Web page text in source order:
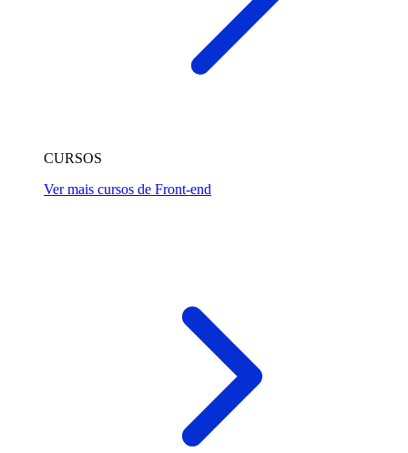
CURSOS
Ver mais cursos de Front-end